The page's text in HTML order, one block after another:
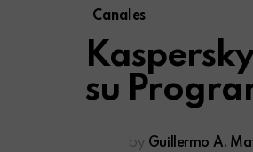
Canales
su
by Guillermo A.